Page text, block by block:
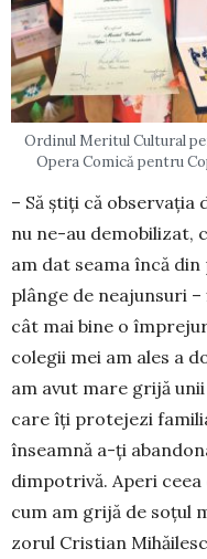
Ordinul Meritul Cultural
Opera Comică pentru
– Să ştiţi că
nu ne-au demobilizat,
am dat seama încă
plânge de neajunsuri
cât mai bine o
colegii mei am ales a
am avut mare grijă
care îţi protejezi
înseamnă a-ţi
dimpotrivă. Aperi ceea
cum am gri­jă de soţul
zo­rul Cristian